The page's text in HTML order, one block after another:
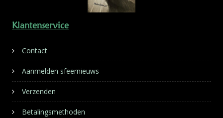
Klantenservice
Contact
Aanmelden sfeernieuws
Verzenden
Betalingsmethoden